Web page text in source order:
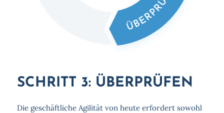
SCHRITT 3: ÜBERPRÜFEN
Die geschäftliche Agilität von heute erfordert sowohl